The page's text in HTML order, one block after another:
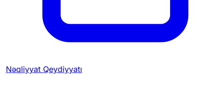
Nəqliyyat Qeydiyyatı